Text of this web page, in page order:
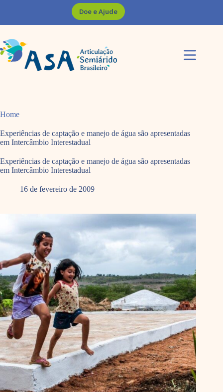
Doe e Ajude
Home
Experiências de captação e manejo de água são apresentadas
em Intercâmbio Interestadual
Experiências de captação e manejo de água são apresentadas
em Intercâmbio Interestadual
16 de fevereiro de 2009